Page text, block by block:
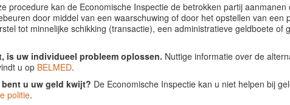
procedure kan de Economische Inspectie de betrokken partij aanmanen
door middel van een waarschuwing of door het opstellen van een
tot minnelijke schikking (transactie), een administratieve geldboete of
is uw individueel probleem oplossen. Nuttige informatie over de
u op BELMED.
u uw geld kwijt? De Economische Inspectie kan u niet helpen bij
politie.